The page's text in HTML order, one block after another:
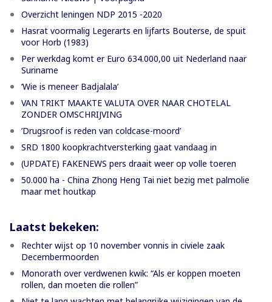
Overzicht leningen NDP 2015 -2020
Hasrat voormalig Legerarts en lijfarts Bouterse, de spuit
voor Horb (1983)
Per werkdag komt er Euro 634.000,00 uit Nederland naar
Suriname
‘Wie is meneer Badjalala’
VAN TRIKT MAAKTE VALUTA OVER NAAR CHOTELAL
ZONDER OMSCHRIJVING
’Drugsroof is reden van coldcase-moord’
SRD 1800 koopkrachtversterking gaat vandaag in
(UPDATE) FAKENEWS pers draait weer op volle toeren
50.000 ha - China Zhong Heng Tai niet bezig met palmolie
maar met houtkap
Laatst bekeken:
Rechter wijst op 10 november vonnis in civiele zaak
Decembermoorden
Monorath over verdwenen kwik: “Als er koppen moeten
rollen, dan moeten die rollen”